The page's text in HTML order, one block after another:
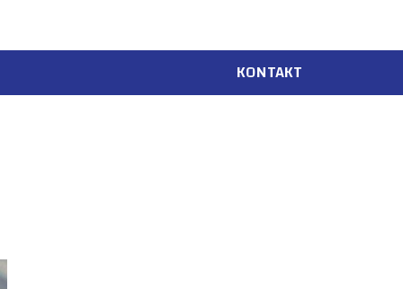
KONTAKT